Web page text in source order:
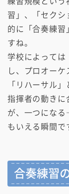
習」、「セクシ
的に「合奏練習
すね。
学校によっては
し、プロオー
「リハーサル」
指揮者の動きに
が、一つにな
もいえる瞬間で
合奏練習